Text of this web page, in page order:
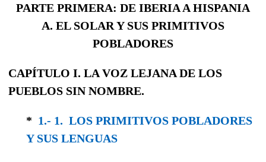
PARTE PRIMERA: DE IBERIA A HISPANIA
A. EL SOLAR Y SUS PRIMITIVOS
POBLADORES
CAPÍTULO I. LA VOZ LEJANA DE LOS
PUEBLOS SIN NOMBRE.
* 1.- 1. LOS PRIMITIVOS POBLADORES
Y SUS LENGUAS